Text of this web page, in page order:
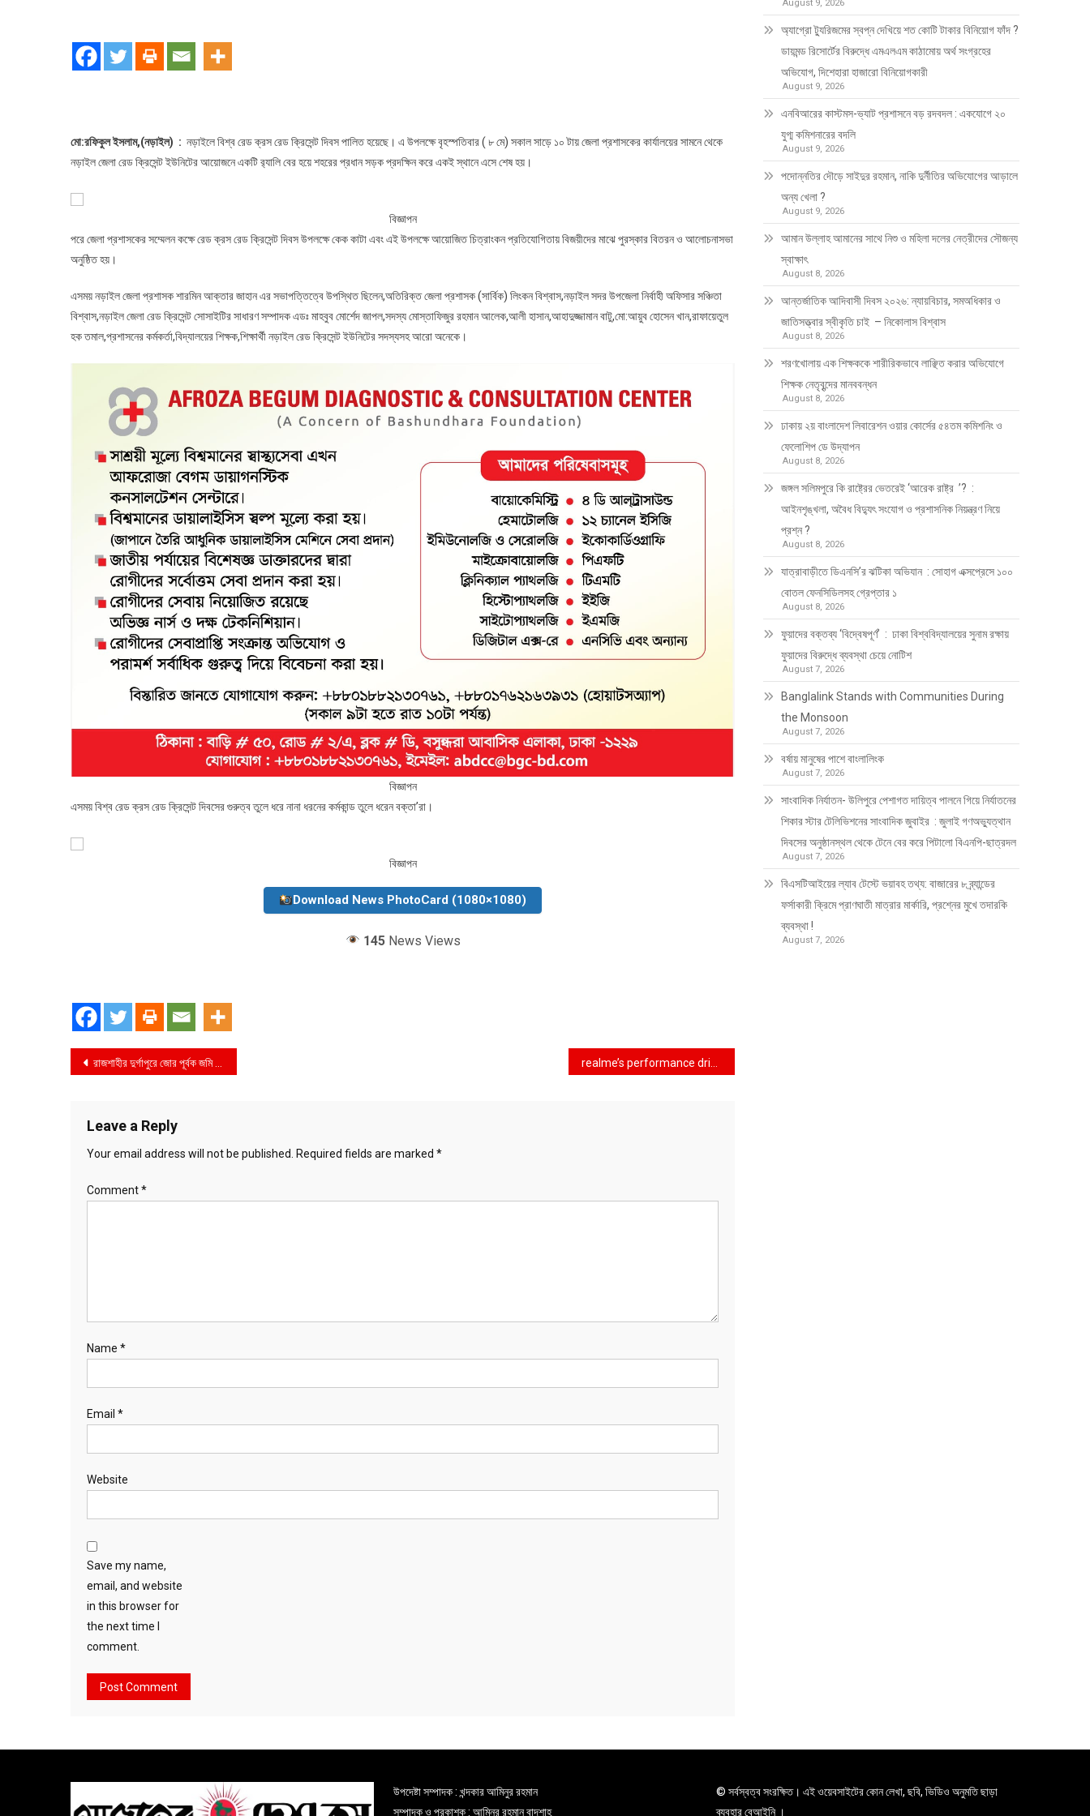
২০২৫
উপলক্ষে
আলোচনা
মো:রফিকুল ইসলাম,(নড়াইল) : নড়াইলে বিশ্ব রেড ক্রস রেড ক্রিসেন্ট দিবস পালিত হয়েছে। এ উপলক্ষে বৃহস্পতিবার ( ৮ মে) সকাল সাড়ে ১০ টায় জেলা প্রশাসকের কার্যালয়ের সামনে থেকে
নড়াইল জেলা রেড ক্রিসেন্ট ইউনিটের আয়োজনে একটি র‌্যালি বের হয়ে শহরের প্রধান সড়ক প্রদক্ষিন করে একই স্থানে এসে শেষ হয়।
বিজ্ঞাপন
পরে জেলা প্রশাসকের সম্মেলন কক্ষে রেড ক্রস রেড ক্রিসেন্ট দিবস উপলক্ষে কেক কাটা এবং এই উপলক্ষে আয়োজিত চিত্রাংকন প্রতিযোগিতায় বিজয়ীদের মাঝে পুরস্কার বিতরন ও আলোচনাসভা
অনুষ্ঠিত হয়।
এসময় নড়াইল জেলা প্রশাসক শারমিন আক্তার জাহান এর সভাপত্তিত্বে উপস্থিত ছিলেন,অতিরিক্ত জেলা প্রশাসক (সার্বিক) লিংকন বিশ্বাস,নড়াইল সদর উপজেলা নির্বাহী অফিসার সঞ্চিতা
বিশ্বাস,নড়াইল জেলা রেড ক্রিসেন্ট সোসাইটির সাধারণ সম্পাদক এডঃ মাহবুব মোর্শেদ জাপল,সদস্য মোস্তাফিজুর রহমান আলেক,আলী হাসান,আহাদুজ্জামান বাটু,মো:আয়ুব হোসেন খান,রাফায়েতুল
হক তমাল,প্রশাসনের কর্মকর্তা,বিদ্যালয়ের শিক্ষক,শিক্ষার্থী নড়াইল রেড ক্রিসেন্ট ইউনিটের সদস্যসহ আরো অনেকে।
বিজ্ঞাপন
এসময় বিশ্ব রেড ক্রস রেড ক্রিসেন্ট দিবসের গুরুত্ব তুলে ধরে নানা ধরনের কর্মকান্ড তুলে ধরেন বক্তা’রা।
বিজ্ঞাপন
Download News PhotoCard (1080×1080)
145News Views
Post
রাজশাহীর দুর্গাপুরে জোর পূর্বক জমি দখল করে দেওয়াল তোলার চেষ্টা
Leave a Reply
Your email address will not be published. Required fields are marked *
Comment*
Name *
Email *
Website
Save my name,
email, and website
in this browser for
the next time I
comment.
August 9, 2026
অ্যাগ্রো ট্যুরিজমের স্বপ্ন দেখিয়ে শত কোটি টাকার বিনিয়োগ ফাঁদ ?
ডায়মন্ড রিসোর্টের বিরুদ্ধে এমএলএম কাঠামোয় অর্থ সংগ্রহের
অভিযোগ, দিশেহারা হাজারো বিনিয়োগকারী
August 9, 2026
এনবিআরের কাস্টমস-ভ্যাট প্রশাসনে বড় রদবদল : একযোগে ২০
যুগ্ম কমিশনারের বদলি
August 9, 2026
পদোন্নতির দৌড়ে সাইদুর রহমান, নাকি দুর্নীতির অভিযোগের আড়ালে
অন্য খেলা ?
August 9, 2026
আমান উল্লাহ আমানের সাথে নিশু ও মহিলা দলের নেত্রীদের সৌজন্য
স্বাক্ষাৎ
August 8, 2026
আন্তর্জাতিক আদিবাসী দিবস ২০২৬: ন্যায়বিচার, সমঅধিকার ও
জাতিসত্ত্বার স্বীকৃতি চাই – নিকোলাস বিশ্বাস
August 8, 2026
শরণখোলায় এক শিক্ষককে শারীরিকভাবে লাঞ্ছিত করার অভিযোগে
শিক্ষক নেতৃবৃন্দের মানববন্ধন
August 8, 2026
ঢাকায় ২য় বাংলাদেশ লিবারেশন ওয়ার কোর্সের ৫৪তম কমিশনিং ও
ফেলোশিপ ডে উদ্‌যাপন
August 8, 2026
জঙ্গল সলিমপুরে কি রাষ্ট্রের ভেতরেই ‘আরেক রাষ্ট্র ’? :
আইনশৃঙ্খলা, অবৈধ বিদ্যুৎ সংযোগ ও প্রশাসনিক নিয়ন্ত্রণ নিয়ে
প্রশ্ন ?
August 8, 2026
যাত্রাবাড়ীতে ডিএনসি’র ঝটিকা অভিযান : সোহাগ এক্সপ্রেসে ১০০
বোতল ফেনসিডিলসহ গ্রেপ্তার ১
August 8, 2026
ফুয়াদের বক্তব্য ‘বিদ্বেষপূর্ণ’ : ঢাকা বিশ্ববিদ্যালয়ের সুনাম রক্ষায়
ফুয়াদের বিরুদ্ধে ব্যবস্থা চেয়ে নোটিশ
August 7, 2026
Banglalink Stands with Communities During
the Monsoon
August 7, 2026
বর্ষায় মানুষের পাশে বাংলালিংক
August 7, 2026
সাংবাদিক নির্যাতন- উলিপুরে পেশাগত দায়িত্ব পালনে গিয়ে নির্যাতনের
শিকার স্টার টেলিভিশনের সাংবাদিক জুবাইর : জুলাই গণঅভ্যুত্থান
দিবসের অনুষ্ঠানস্থল থেকে টেনে বের করে পিটালো বিএনপি-ছাত্রদল
August 7, 2026
বিএসটিআইয়ের ল্যাব টেস্টে ভয়াবহ তথ্য: বাজারের ৮ ব্র্যান্ডের
ফর্সাকারী ক্রিমে প্রাণঘাতী মাত্রার মার্কারি, প্রশ্নের মুখে তদারকি
ব্যবস্থা !
August 7, 2026
উপদেষ্টা সম্পাদক : খন্দকার আমিনুর রহমান
সম্পাদক ও প্রকাশক : আমিনুর রহমান বাদশাহ
© সর্বস্বত্ব সংরক্ষিত। এই ওয়েবসাইটের কোন লেখা, ছবি, ভিডিও অনুমতি ছাড়া
ব্যবহার বেআইনি ।